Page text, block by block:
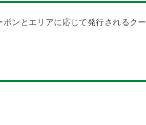
ンとエリアに応じて発行されるクー